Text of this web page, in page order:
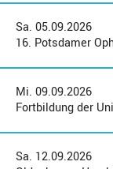
Sa. 05.09.2026
16. Potsdamer
Mi. 09.09.2026
Fortbildung der
Sa. 12.09.2026